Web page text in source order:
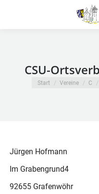
CSU-
Sie befinden sich
Start Vereine C
Jürgen Hofmann
Im Grabengrund4
92655 Grafenwöhr